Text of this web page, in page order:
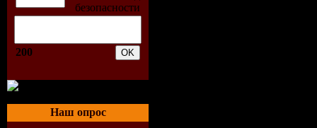
200
Наш опрос